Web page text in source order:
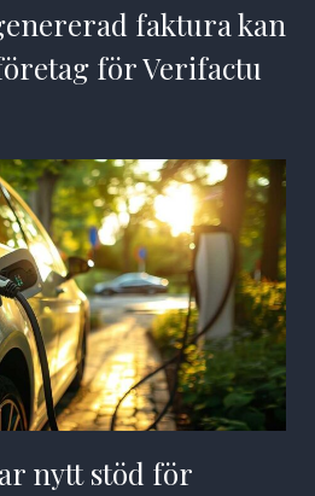
faktura kan
för Verifactu
nytt stöd för